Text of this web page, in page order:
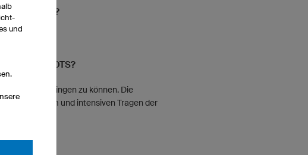
FÜR EUCH?
EUREN TRIKOTS?
Ideen miteinbringen zu können. Die
nach längerem und intensiven Tragen der
und